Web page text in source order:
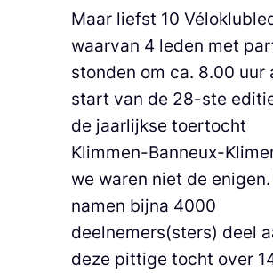
Maar liefst 10
waarvan 4 leden met
stonden om ca. 8.00 uur
start van de 28-ste
de jaarlijkse toertocht
Klimmen-Banneux-
we waren niet de enigen.
namen bijna 4000
deelnemers(sters) deel
deze pittige tocht over